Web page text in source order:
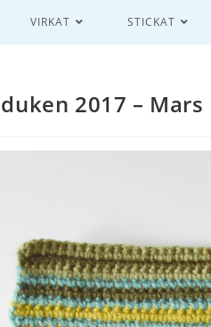
VIRKAT STICKAT
2017 – Mars